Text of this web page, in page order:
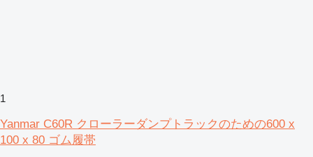
1
Yanmar C60R クローラーダンプトラックのための600 x
100 x 80 ゴム履帯